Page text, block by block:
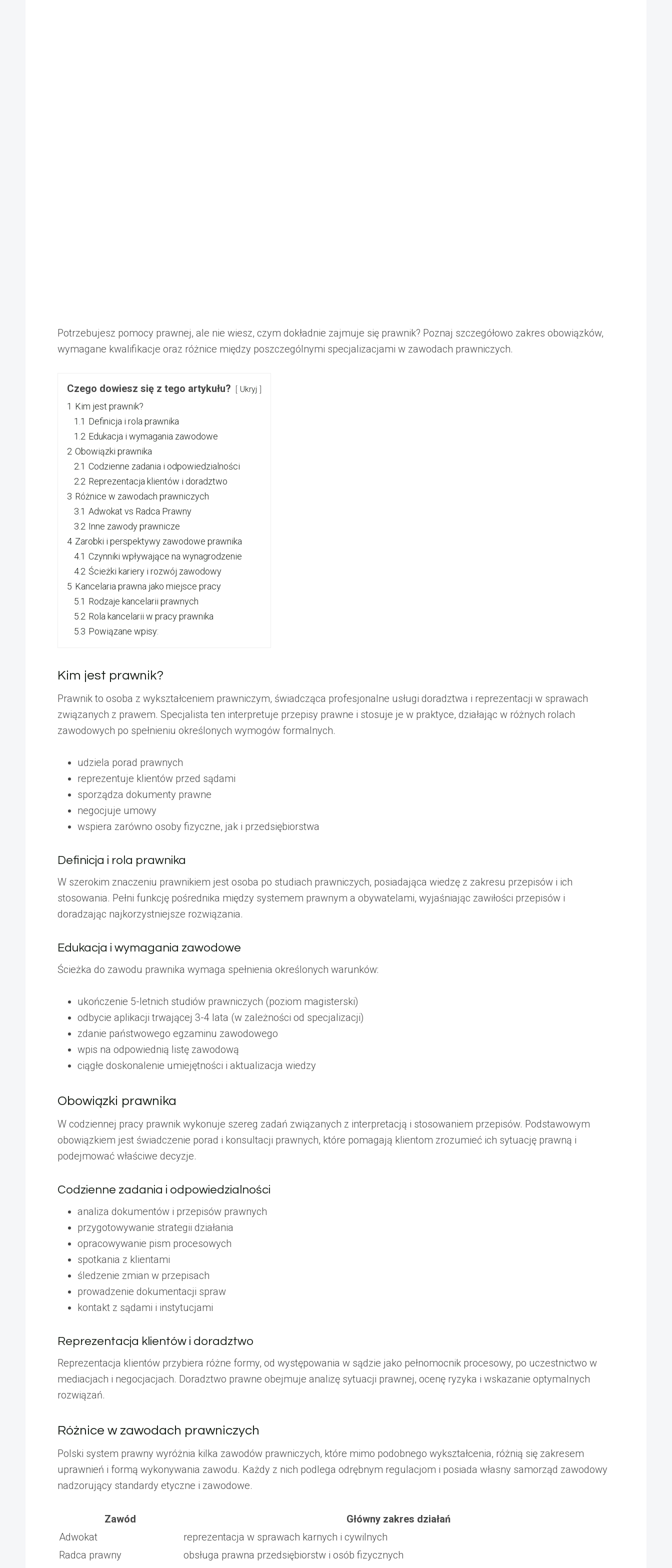
Potrzebujesz pomocy prawnej, ale nie wiesz, czym dokładnie zajmuje się prawnik? Poznaj szczegółowo zakres obowiązków,
wymagane kwalifikacje oraz różnice między poszczególnymi specjalizacjami w zawodach prawniczych.
Czego dowiesz się z tego artykułu? Ukryj
1 Kim jest prawnik?
1.1 Definicja i rola prawnika
1.2 Edukacja i wymagania zawodowe
2 Obowiązki prawnika
2.1 Codzienne zadania i odpowiedzialności
2.2 Reprezentacja klientów i doradztwo
3 Różnice w zawodach prawniczych
3.1 Adwokat vs Radca Prawny
3.2 Inne zawody prawnicze
4 Zarobki i perspektywy zawodowe prawnika
4.1 Czynniki wpływające na wynagrodzenie
4.2 Ścieżki kariery i rozwój zawodowy
5 Kancelaria prawna jako miejsce pracy
5.1 Rodzaje kancelarii prawnych
5.2 Rola kancelarii w pracy prawnika
5.3 Powiązane wpisy:
Kim jest prawnik?
Prawnik to osoba z wykształceniem prawniczym, świadcząca profesjonalne usługi doradztwa i reprezentacji w sprawach
związanych z prawem. Specjalista ten interpretuje przepisy prawne i stosuje je w praktyce, działając w różnych rolach
zawodowych po spełnieniu określonych wymogów formalnych.
udziela porad prawnych
reprezentuje klientów przed sądami
sporządza dokumenty prawne
negocjuje umowy
wspiera zarówno osoby fizyczne, jak i przedsiębiorstwa
Definicja i rola prawnika
W szerokim znaczeniu prawnikiem jest osoba po studiach prawniczych, posiadająca wiedzę z zakresu przepisów i ich
stosowania. Pełni funkcję pośrednika między systemem prawnym a obywatelami, wyjaśniając zawiłości przepisów i
doradzając najkorzystniejsze rozwiązania.
Edukacja i wymagania zawodowe
Ścieżka do zawodu prawnika wymaga spełnienia określonych warunków:
ukończenie 5-letnich studiów prawniczych (poziom magisterski)
odbycie aplikacji trwającej 3-4 lata (w zależności od specjalizacji)
zdanie państwowego egzaminu zawodowego
wpis na odpowiednią listę zawodową
ciągłe doskonalenie umiejętności i aktualizacja wiedzy
Obowiązki prawnika
W codziennej pracy prawnik wykonuje szereg zadań związanych z interpretacją i stosowaniem przepisów. Podstawowym
obowiązkiem jest świadczenie porad i konsultacji prawnych, które pomagają klientom zrozumieć ich sytuację prawną i
podejmować właściwe decyzje.
Codzienne zadania i odpowiedzialności
analiza dokumentów i przepisów prawnych
przygotowywanie strategii działania
opracowywanie pism procesowych
spotkania z klientami
śledzenie zmian w przepisach
prowadzenie dokumentacji spraw
kontakt z sądami i instytucjami
Reprezentacja klientów i doradztwo
Reprezentacja klientów przybiera różne formy, od występowania w sądzie jako pełnomocnik procesowy, po uczestnictwo w
mediacjach i negocjacjach. Doradztwo prawne obejmuje analizę sytuacji prawnej, ocenę ryzyka i wskazanie optymalnych
rozwiązań.
Różnice w zawodach prawniczych
Polski system prawny wyróżnia kilka zawodów prawniczych, które mimo podobnego wykształcenia, różnią się zakresem
uprawnień i formą wykonywania zawodu. Każdy z nich podlega odrębnym regulacjom i posiada własny samorząd zawodowy
nadzorujący standardy etyczne i zawodowe.
Zawód
Główny zakres działań
Adwokat
reprezentacja w sprawach karnych i cywilnych
Radca prawny
obsługa prawna przedsiębiorstw i osób fizycznych